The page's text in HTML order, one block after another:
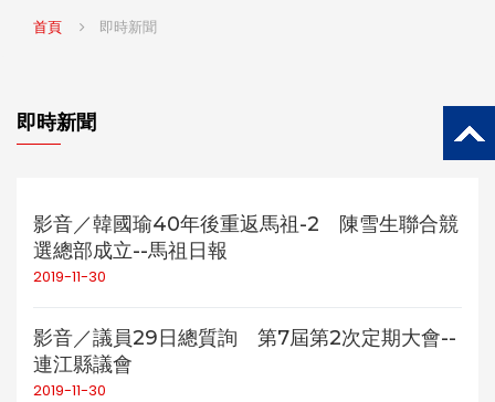
首頁 即時新聞
即時新聞
影音／韓國瑜40年後重返馬祖-2 陳雪生聯合競
選總部成立--馬祖日報
2019-11-30
影音／議員29日總質詢 第7屆第2次定期大會--
連江縣議會
2019-11-30